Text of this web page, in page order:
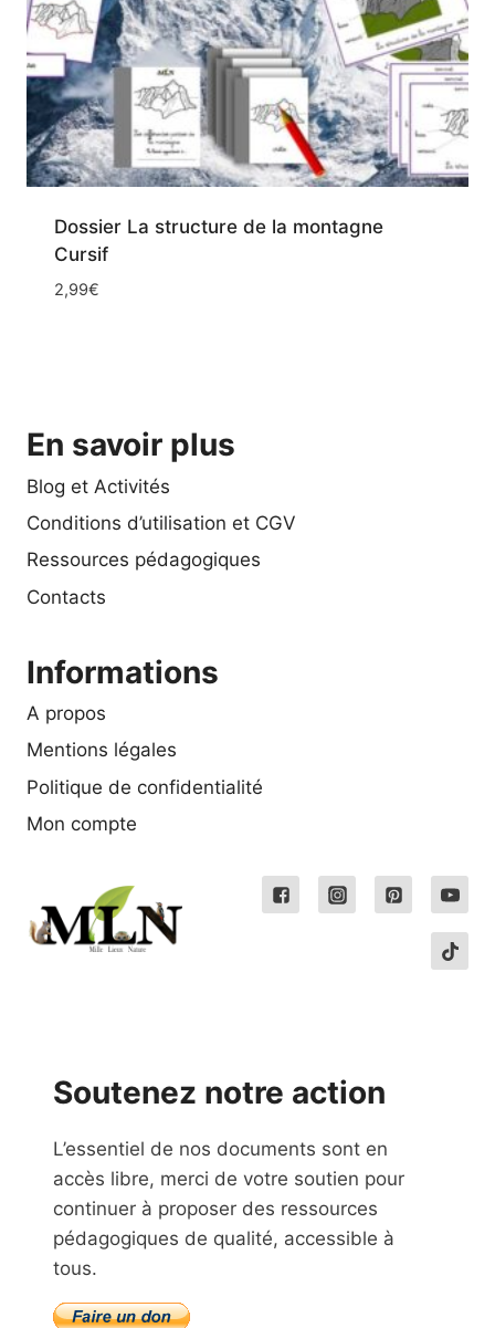
Dossier La structure de la montagne
Cursif
2,99€
En savoir plus
Blog et Activités
Conditions d’utilisation et CGV
Ressources pédagogiques
Contacts
Informations
A propos
Mentions légales
Politique de confidentialité
Mon compte
Soutenez notre action
L’essentiel de nos documents sont en
accès libre, merci de votre soutien pour
continuer à proposer des ressources
pédagogiques de qualité, accessible à
tous.